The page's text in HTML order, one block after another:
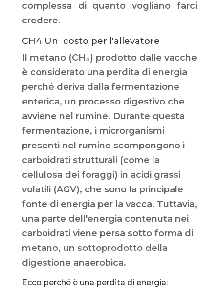
complessa di quanto vogliano farci
credere.
CH4 Un costo per l'allevatore
Il metano (CH₄) prodotto dalle vacche
è considerato una perdita di energia
perché deriva dalla fermentazione
enterica, un processo digestivo che
avviene nel rumine. Durante questa
fermentazione, i microrganismi
presenti nel rumine scompongono i
carboidrati strutturali (come la
cellulosa dei foraggi) in acidi grassi
volatili (AGV), che sono la principale
fonte di energia per la vacca. Tuttavia,
una parte dell'energia contenuta nei
carboidrati viene persa sotto forma di
metano, un sottoprodotto della
digestione anaerobica.
Ecco perché è una perdita di energia: